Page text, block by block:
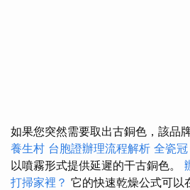
如果您突然需要取出古銅色，該品
養生村 台胞證辦理流程解析 全瓷冠
以噴霧形式提供延遲的干古銅色。
打掃家裡？ 它的快速乾燥公式可